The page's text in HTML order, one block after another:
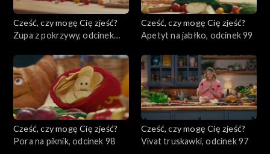
Cześć, czy mogę Cię zjeść?
Zupa z pokrzywy, odcinek
Cześć, czy mogę Cię zjeść?
Apetyt na jabłko, odcinek 99
Cześć, czy mogę Cię zjeść?
Pora na piknik, odcinek 98
Cześć, czy mogę Cię zjeść?
Vivat truskawki, odcinek 97